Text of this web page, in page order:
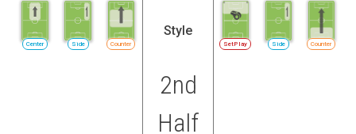
Counter
Side
Center
Style
SetPlay Side Counter
2nd
Half